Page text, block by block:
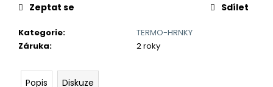
Kategorie:
TERMO-HRNKY
Záruka: 2 roky
Zeptat se Sdílet
Popis Diskuze
e
m
e
KAPESNÍ